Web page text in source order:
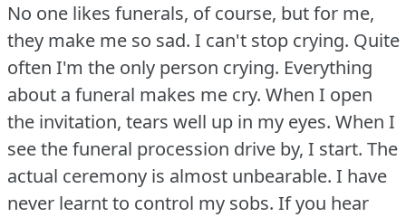
No one likes funerals, of course, but for me,
they make me so sad. I can't stop crying. Quite
often I'm the only person crying. Everything
about a funeral makes me cry. When I open
the invitation, tears well up in my eyes. When I
see the funeral procession drive by, I start. The
actual ceremony is almost unbearable. I have
never learnt to control my sobs. If you hear